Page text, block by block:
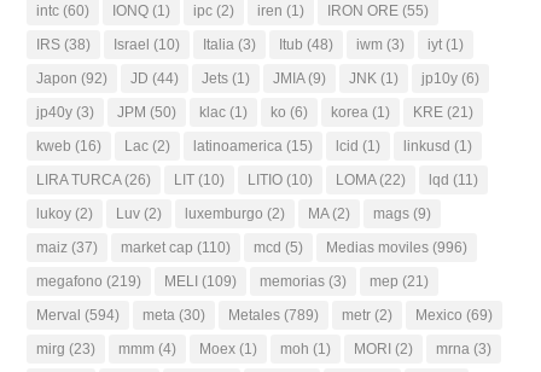
intc (60) IONQ (1) ipc (2) iren (1) IRON ORE (55)
IRS (38) Israel (10) Italia (3) Itub (48) iwm (3) iyt (1)
Japon (92) JD (44) Jets (1) JMIA(9) JNK (1) jp10y (6)
jp40y (3) JPM (50) klac (1) ko (6) korea (1) KRE (21)
kweb (16) Lac (2) latinoamerica (15) lcid (1) linkusd (1)
LIRA TURCA(26) LIT (10) LITIO (10) LOMA(22) lqd (11)
lukoy (2) Luv (2) luxemburgo (2) MA(2) mags (9)
maiz (37) market cap (110) mcd (5) Medias moviles (996)
megafono (219) MELI (109) memorias (3) mep (21)
Merval (594) meta (30) Metales (789) metr (2) Mexico (69)
mirg (23) mmm (4) Moex (1) moh (1) MORI (2) mrna (3)